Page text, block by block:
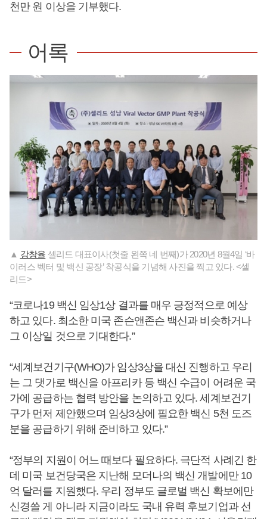
천만 원 이상을 기부했다.
어록
▲ 강창율 셀리드 대표이사(첫줄 왼쪽 네 번째)가 2020년 8월4일 ‘바
이러스 벡터 및 백신 공장’ 착공식을 기념해 사진을 찍고 있다. <셀
리드>
“코로나19 백신 임상1상 결과를 매우 긍정적으로 예상
하고 있다. 최소한 미국 존슨앤존슨 백신과 비슷하거나
그 이상일 것으로 기대한다.”
“세계보건기구(WHO)가 임상3상을 대신 진행하고 우리
는 그 댓가로 백신을 아프리카 등 백신 수급이 어려운 국
가에 공급하는 협력 방안을 논의하고 있다. 세계보건기
구가 먼저 제안했으며 임상3상에 필요한 백신 5천 도즈
분을 공급하기 위해 준비하고 있다.”
“정부의 지원이 어느 때보다 필요하다. 극단적 사례긴 한
데 미국 보건당국은 지난해 모더나의 백신 개발에만 10
억 달러를 지원했다. 우리 정부도 글로벌 백신 확보에만
신경쓸 게 아니라 지금이라도 국내 유력 후보기업과 선